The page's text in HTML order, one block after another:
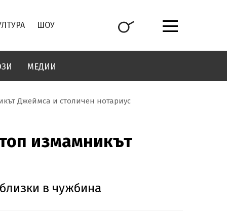
ШОУ
МЕДИИ
Джеймса и столичен нотариус
измамникът
в чужбина